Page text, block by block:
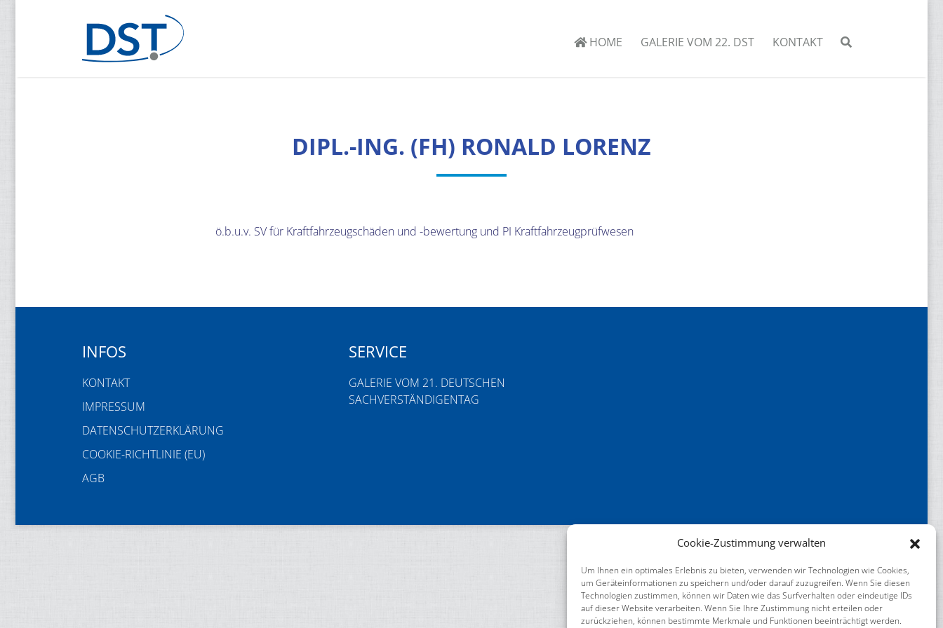
Cookie-Zustimmung verwalten
Um Ihnen ein optimales Erlebnis zu bieten, verwenden wir Technologien wie Cookies,
um Geräteinformationen zu speichern und/oder darauf zuzugreifen. Wenn Sie diesen
Technologien zustimmen, können wir Daten wie das Surfverhalten oder eindeutige IDs
auf dieser Website verarbeiten. Wenn Sie Ihre Zustimmung nicht erteilen oder
zurückziehen, können bestimmte Merkmale und Funktionen beeinträchtigt werden.
HOME GALERIE VOM 22. DST KONTAKT
DIPL.-ING. (FH) RONALD LORENZ
ö.b.u.v. SV für Kraftfahrzeugschäden und -bewertung und PI Kraftfahrzeugprüfwesen
INFOS
KONTAKT
IMPRESSUM
DATENSCHUTZERKLÄRUNG
COOKIE-RICHTLINIE (EU)
AGB
SERVICE
GALERIE VOM 21. DEUTSCHEN
SACHVERSTÄNDIGENTAG